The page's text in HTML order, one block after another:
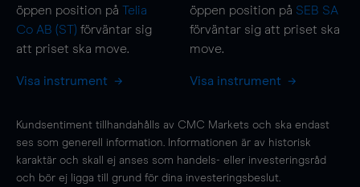
öppen position på Telia
Co AB (ST) förväntar sig
att priset ska move.
Visa instrument
öppen position på SEB SA
förväntar sig att priset ska
move.
Visa instrument
Kundsentiment tillhandahålls av CMC Markets och ska endast
ses som generell information. Informationen är av historisk
karaktär och skall ej anses som handels- eller investeringsråd
och bör ej ligga till grund för dina investeringsbeslut.